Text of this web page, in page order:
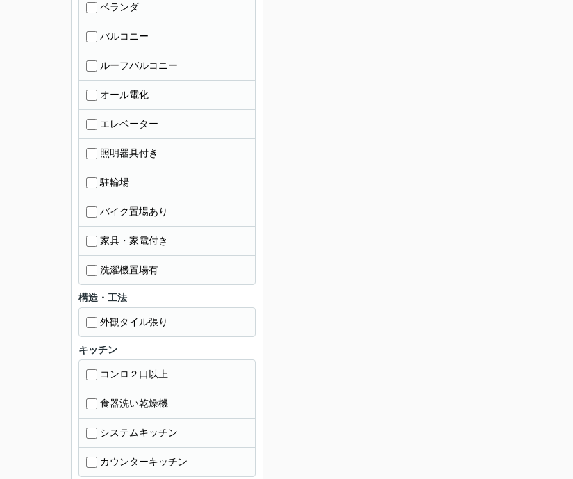
ベランダ
バルコニー
ルーフバルコニー
オール電化
エレベーター
照明器具付き
駐輪場
バイク置場あり
家具・家電付き
洗濯機置場有
構造・工法
外観タイル張り
キッチン
コンロ２口以上
食器洗い乾燥機
システムキッチン
カウンターキッチン